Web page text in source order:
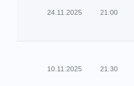
24.11.2025 21:00
10.11.2025 21:30